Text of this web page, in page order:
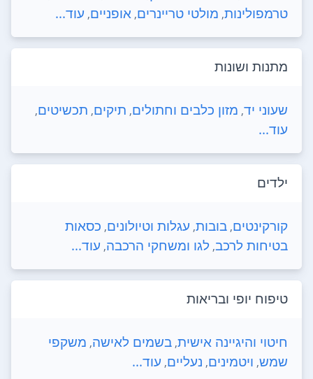
טרמפולינות, מולטי טריינרים, אופניים, עוד...
מתנות ושונות
שעוני יד, מזון כלבים וחתולים, תיקים, תכשיטים,
עוד...
ילדים
קורקינטים, בובות, עגלות וטיולונים, כסאות
בטיחות לרכב, לגו ומשחקי הרכבה, עוד...
טיפוח יופי ובריאות
חיטוי והיגיינה אישית, בשמים לאישה, משקפי
שמש, ויטמינים, נעליים, עוד...